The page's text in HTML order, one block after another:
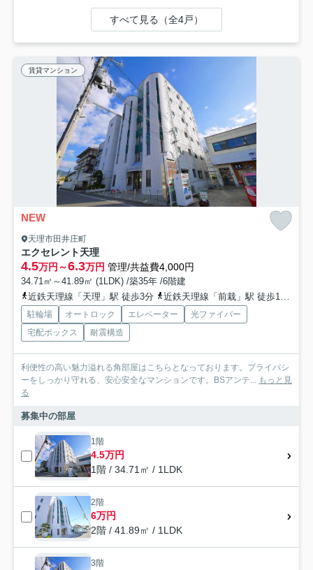
すべて見る（全4戸）
賃貸マンション
NEW
天理市田井庄町
エクセレント天理
4.5万円～6.3万円 管理/共益費4,000円
34.71㎡～41.89㎡ (1LDK) /築35年 /6階建
近鉄天理線「天理」駅 徒歩3分
近鉄天理線「前栽」駅 徒歩16分
駐輪場 オートロック エレベーター
光ファイバー
宅配ボックス
耐震構造
利便性の高い魅力溢れる角部屋はこちらとなっております。プライバシ
ーをしっかり守れる、安心安全なマンションです。BSアンテ... もっと見
る
募集中の部屋
1階
4.5万円
1階 / 34.71㎡ / 1LDK
2階
6万円
2階 / 41.89㎡ / 1LDK
3階